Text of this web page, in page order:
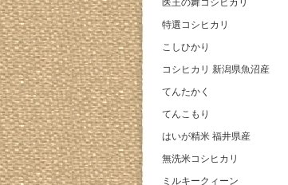
医王の舞コシヒカリ
特選コシヒカリ
こしひかり
コシヒカリ 新潟県魚沼産
てんたかく
てんこもり
はいが精米 福井県産
無洗米コシヒカリ
ミルキークィーン